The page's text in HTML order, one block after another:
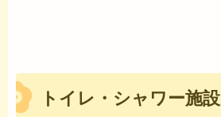
トイレ・シャワー施設